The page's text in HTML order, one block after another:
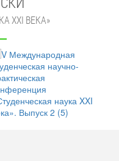
XXI ВЕКА»